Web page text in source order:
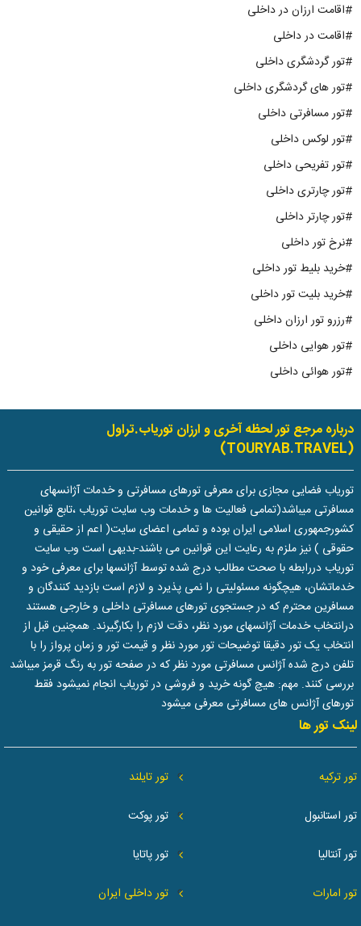
#اقامت ارزان در داخلی
#اقامت در داخلی
#تور گردشگری داخلی
#تور های گردشگری داخلی
#تور مسافرتی داخلی
#تور لوکس داخلی
#تور تفریحی داخلی
#تور چارتری داخلی
#تور چارتر داخلی
#نرخ تور داخلی
#خرید بلیط تور داخلی
#خرید بلیت تور داخلی
#رزرو تور ارزان داخلی
#تور هوایی داخلی
#تور هوائی داخلی
درباره مرجع تور لحظه آخری و ارزان توریاب.تراول
(TOURYAB.TRAVEL)
توریاب فضایی مجازی برای معرفی تورهای مسافرتی و خدمات آژانسهای
مسافرتی میباشد(تمامی فعالیت ها و خدمات وب سایت توریاب ،تابع قوانین
کشورجمهوری اسلامی ایران بوده و تمامی اعضای سایت( اعم از حقیقی و
حقوقی ) نیز ملزم به رعایت این قوانین می باشند-بدیهی است وب سایت
توریاب دررابطه با صحت مطالب درج شده توسط آژانسها برای معرفی خود و
خدماتشان، هیچگونه مسئولیتی را نمی پذیرد و لازم است بازدید کنندگان و
مسافرین محترم که در جستجوی تورهای مسافرتی داخلی و خارجی هستند
درانتخاب خدمات آژانسهای مورد نظر، دقت لازم را بکارگیرند. همچنین قبل از
انتخاب یک تور دقیقا توضیحات تور مورد نظر و قیمت تور و زمان پرواز را با
تلفن درج شده آژانس مسافرتی مورد نظر که در صفحه تور به رنگ قرمز میباشد
بررسی کنند. مهم: هیچ گونه خرید و فروشی در توریاب انجام نمیشود فقط
تورهای آژانس های مسافرتی معرفی میشود
لینک تور ها
تور ترکیه
تور استانبول
تور آنتالیا
تور تایلند
تور پوکت
تور پاتایا
تور امارات
تور داخلی ایران